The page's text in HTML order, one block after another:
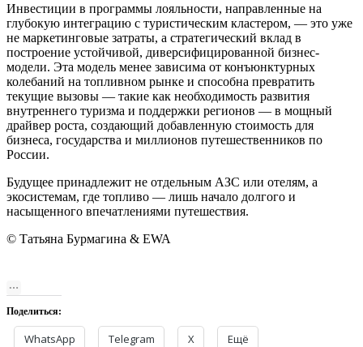
Инвестиции в программы лояльности, направленные на
глубокую интеграцию с туристическим кластером, — это уже
не маркетинговые затраты, а стратегический вклад в
построение устойчивой, диверсифицированной бизнес-
модели. Эта модель менее зависима от конъюнктурных
колебаний на топливном рынке и способна превратить
текущие вызовы — такие как необходимость развития
внутреннего туризма и поддержки регионов — в мощный
драйвер роста, создающий добавленную стоимость для
бизнеса, государства и миллионов путешественников по
России.
Будущее принадлежит не отдельным АЗС или отелям, а
экосистемам, где топливо — лишь начало долгого и
насыщенного впечатлениями путешествия.
© Татьяна Бурмагина & EWA
Поделиться:
WhatsApp Telegram X Ещё